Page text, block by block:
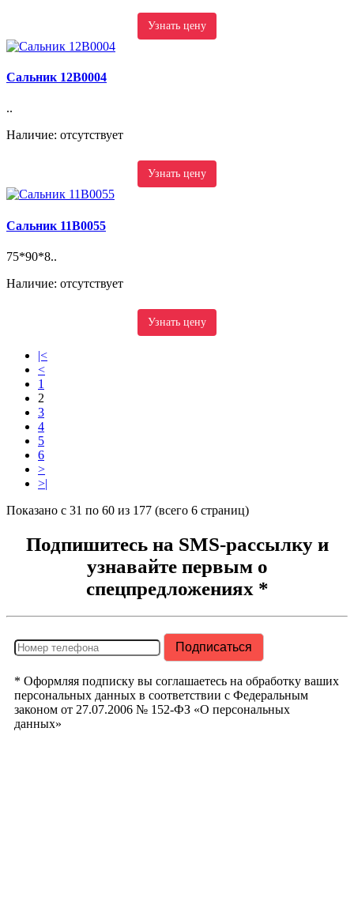
Узнать цену
Сальник 12B0004
..
Наличие: отсутствует
Узнать цену
Сальник 11B0055
75*90*8..
Наличие: отсутствует
Узнать цену
|<
<
1
2
3
4
5
6
>
>|
Показано с 31 по 60 из 177 (всего 6 страниц)
Подпишитесь на SMS-рассылку и
узнавайте первым о
спецпредложениях *
* Оформляя подписку вы соглашаетесь на обработку ваших
персональных данных в соответствии с Федеральным
законом от 27.07.2006 № 152-ФЗ «О персональных
данных»